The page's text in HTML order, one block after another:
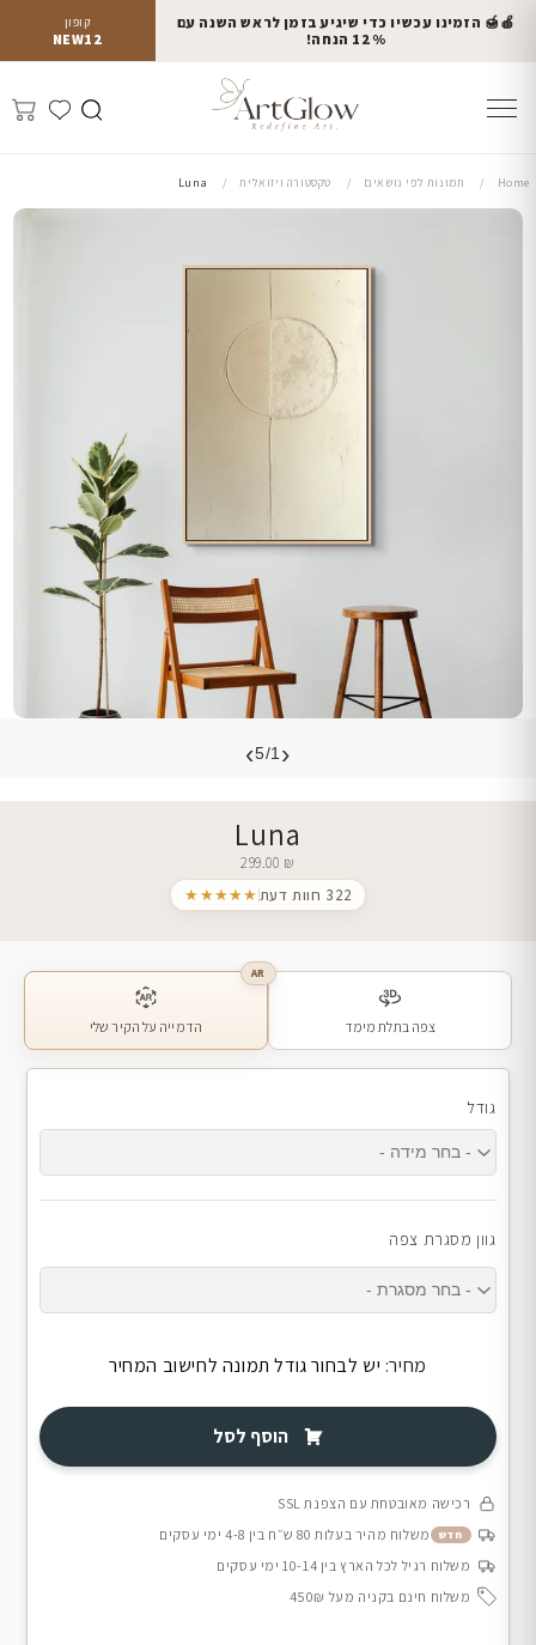
קופון
NEW12
🍎🍯 הזמינו עכשיו כדי שיגיע בזמן לראש השנה עם
12% הנחה!
Home תמונות לפי נושאים טקסטורה ויזואלית Luna
‹
5/1
›
Luna
299.00 ₪
★★★★★
322 חוות דעת
צפה בתלת מימד
AR
הדמייה על הקיר שלי
גודל
גוון מסגרת צפה
מחיר: יש לבחור גודל תמונה לחישוב המחיר
הוסף לסל
רכישה מאובטחת עם הצפנת SSL
חדש
משלוח מהיר בעלות 80 ש״ח בין 4-8 ימי עסקים
משלוח רגיל לכל הארץ בין 10-14 ימי עסקים
משלוח חינם בקניה מעל 450₪